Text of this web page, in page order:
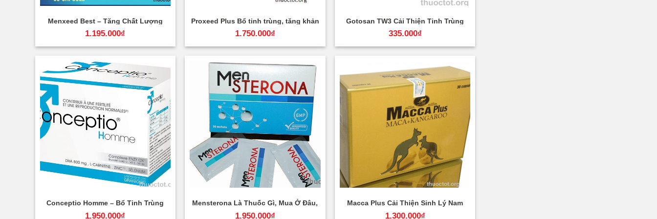
Menxeed Best – Tăng Chất Lượng
Tinh Trùng
1.195.000₫
Proxeed Plus Bổ tinh trùng, tăng khản
năng thụ thai
1.750.000₫
Gotosan TW3 Cải Thiện Tinh Trùng
Nam Giới
335.000₫
Conceptio Homme – Bổ Tinh Trùng
1.950.000₫
Mensterona Là Thuốc Gì, Mua Ở Đâu,
Review, Giá
1.950.000₫
+
Macca Plus Cải Thiện Sinh Lý Nam
Giới
1.300.000₫